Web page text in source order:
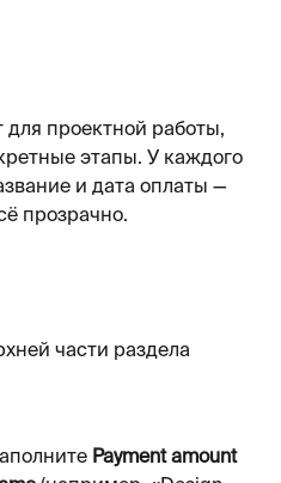
проектной работы,
этапы. У каждого
и дата оплаты —
прозрачно.
части раздела
Payment amount